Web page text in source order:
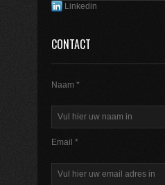
Linkedin
CONTACT
Naam *
Email *